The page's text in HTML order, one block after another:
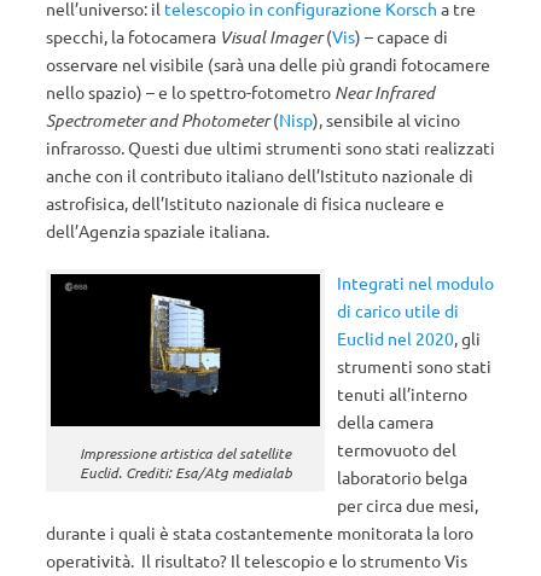
nell’universo: il telescopio in configurazione Korsch a tre
specchi, la fotocamera Visual Imager(Vis) – capace di
osservare nel visibile (sarà una delle più grandi fotocamere
nello spazio) – e lo spettro-fotometro Near Infrared
Spectrometer and Photometer(Nisp), sensibile al vicino
infrarosso. Questi due ultimi strumenti sono stati realizzati
anche con il contributo italiano dell’Istituto nazionale di
astrofisica, dell’Istituto nazionale di fisica nucleare e
dell’Agenzia spaziale italiana.
Impressione artistica del satellite
Euclid. Crediti: Esa/Atg medialab
Integrati nel modulo
di carico utile di
Euclid nel 2020, gli
strumenti sono stati
tenuti all’interno
della camera
termovuoto del
laboratorio belga
per circa due mesi,
durante i quali è stata costantemente monitorata la loro
operatività. Il risultato? Il telescopio e lo strumento Vis